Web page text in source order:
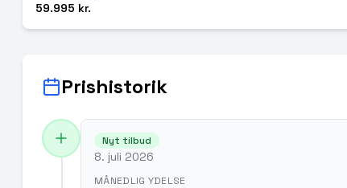
59.995 kr.
Prishistorik
Nyt tilbud
8. juli 2026
MÅNEDLIG YDELSE